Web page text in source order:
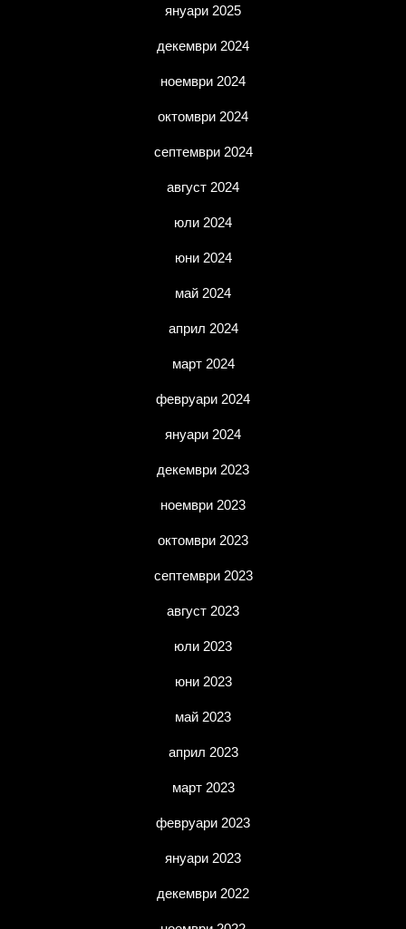
януари 2025
декември 2024
ноември 2024
октомври 2024
септември 2024
август 2024
юли 2024
юни 2024
май 2024
април 2024
март 2024
февруари 2024
януари 2024
декември 2023
ноември 2023
октомври 2023
септември 2023
август 2023
юли 2023
юни 2023
май 2023
април 2023
март 2023
февруари 2023
януари 2023
декември 2022